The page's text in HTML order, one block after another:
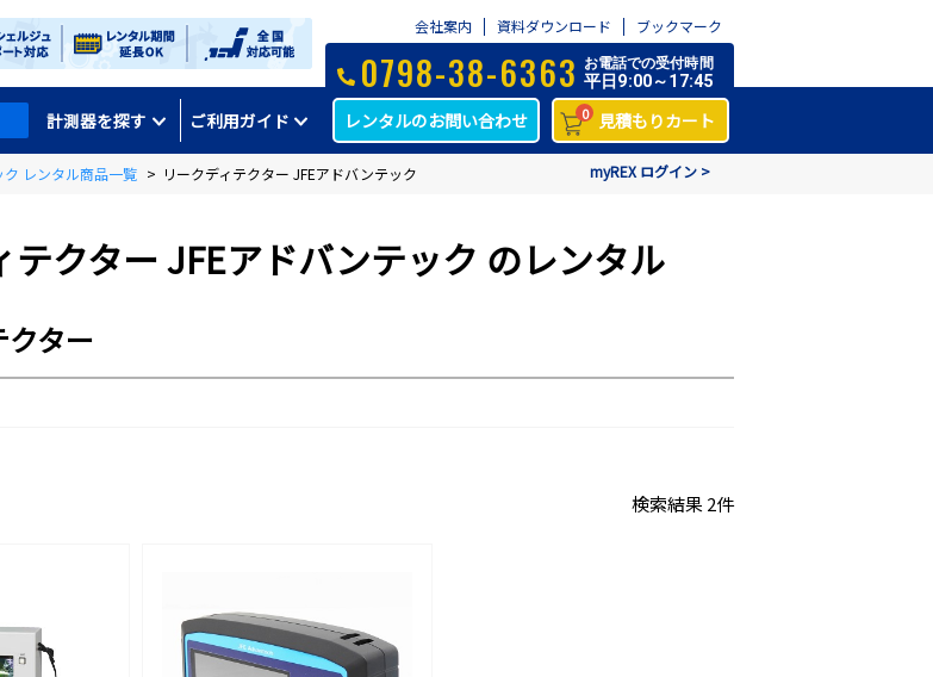
会社案内 資料ダウンロード ブックマーク
計測器を探す ご利用ガイド
0798-38-6363 お電話での受付時間
平日9:00～17:45
レンタルのお問い合わせ 0 見積もりカート
myREX ログイン >
レンタル商品一覧 > リークディテクター JFEアドバンテック
テクター JFEアドバンテック のレンタル
クター
検索結果 2件